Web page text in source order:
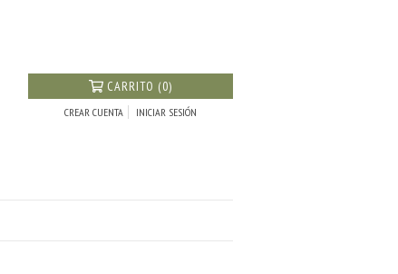
CARRITO (0)
CREAR CUENTA INICIAR SESIÓN